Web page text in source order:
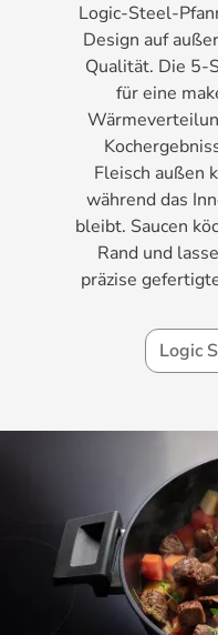
Logic-Steel-
Design auf
Qualität. Die 5-
für eine
Fleisch außen
während das
bleibt. Saucen
Rand und
präzise
Logic